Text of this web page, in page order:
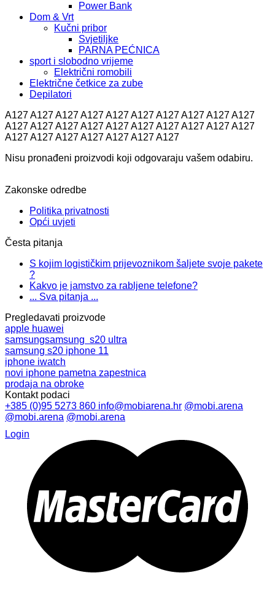
Power Bank
Dom & Vrt
Kučni pribor
Svjetiljke
PARNA PEĆNICA
sport i slobodno vrijeme
Električni romobili
Električne četkice za zube
Depilatori
A127 A127 A127 A127 A127 A127 A127 A127 A127 A127
A127 A127 A127 A127 A127 A127 A127 A127 A127 A127
A127 A127 A127 A127 A127 A127 A127
Nisu pronađeni proizvodi koji odgovaraju vašem odabiru.
Zakonske odredbe
Politika privatnosti
Opći uvjeti
Česta pitanja
S kojim logističkim prijevoznikom šaljete svoje pakete
?
Kakvo je jamstvo za rabljene telefone?
... Sva pitanja ...
Pregledavati proizvode
apple huawei
samsungsamsung s20 ultra
samsung s20 iphone 11
iphone iwatch
novi iphone pametna zapestnica
prodaja na obroke
Kontakt podaci
+385 (0)95 5273 860 info@mobiarena.hr @mobi.arena
@mobi.arena @mobi.arena
Login